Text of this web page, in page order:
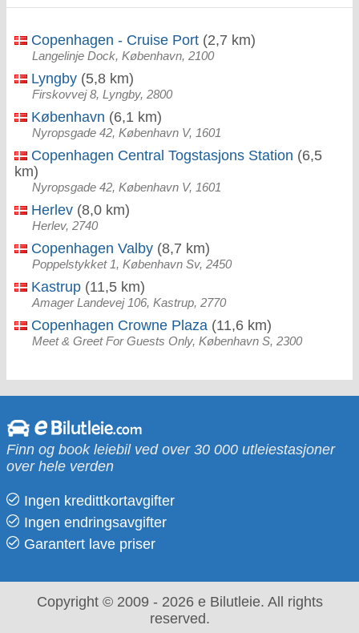
Copenhagen - Cruise Port (2,7 km)
Langelinje Dock, København, 2100
Lyngby (5,8 km)
Firskovvej 8, Lyngby, 2800
København (6,1 km)
Nyropsgade 42, København V, 1601
Copenhagen Central Togstasjons Station (6,5
km)
Nyropsgade 42, København V, 1601
Herlev (8,0 km)
Herlev, 2740
Copenhagen Valby (8,7 km)
Poppelstykket 1, København Sv, 2450
Kastrup (11,5 km)
Amager Landevej 106, Kastrup, 2770
Copenhagen Crowne Plaza (11,6 km)
Meet & Greet For Guests Only, København S, 2300
Finn og book leiebil ved over 30 000 utleiestasjoner
over hele verden
Ingen kredittkortavgifter
Ingen endringsavgifter
Garantert lave priser
Copyright © 2009 - 2026 e Bilutleie. All rights
reserved.